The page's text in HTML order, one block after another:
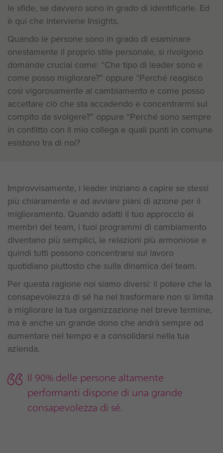
le sfide, se davvero sono in grado di identificarle. Ed
è qui che interviene Insights.
Quando le persone sono in grado di esaminare
onestamente il proprio stile personale, si rivolgono
domande cruciai come: “Che tipo di leader sono e
come posso migliorare?” oppure “Perché reagisco
così vigorosamente al cambiamento e come posso
accettare ciò che sta accadendo e concentrarmi sul
compito da svolgere?” oppure “Perché sono sempre
in conflitto con il mio collega e quali punti in comune
esistono tra di noi?
Improvvisamente, i leader iniziano a capire se stessi
più chiaramente e ad avviare piani di azione per il
miglioramento. Quando adatti il tuo approccio ai
membri del team, i tuoi programmi di cambiamento
diventano più semplici, le relazioni più armoniose e
quindi tutti possono concentrarsi sul lavoro
quotidiano piuttosto che sulla dinamica del team.
Per questa ragione noi siamo diversi: il potere che la
consapevolezza di sé ha nel trasformare non si limita
a migliorare la tua organizzazione nel breve termine,
ma è anche un grande dono che andrà sempre ad
aumentare nel tempo e a consolidarsi nella tua
azienda.
Il 90% delle persone altamente
performanti dispone di una grande
consapevolezza di sé.